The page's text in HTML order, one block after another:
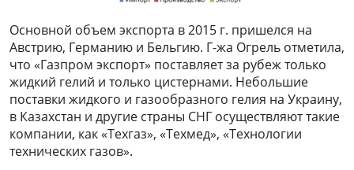
Основной объем экспорта в 2015 г. пришелся на
Австрию, Германию и Бельгию. Г-жа Огрель отметила,
что «Газпром экспорт» поставляет за рубеж только
жидкий гелий и только цистернами. Небольшие
поставки жидкого и газообразного гелия на Украину,
в Казахстан и другие страны СНГ осуществляют такие
компании, как «Техгаз», «Техмед», «Технологии
технических газов».